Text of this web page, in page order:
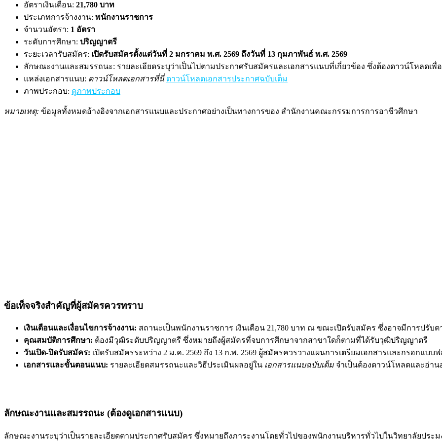
อัตราเงินเดือน: 21,780 บาท
ประเภทการจ้างงาน: พนักงานราชการ
จำนวนอัตรา: 1 อัตรา
ระดับการศึกษา: ปริญญาตรี
ระยะเวลารับสมัคร: เปิดรับสมัครตั้งแต่วันที่ 2 มกราคม พ.ศ. 2569 ถึงวันที่ 13 กุมภาพันธ์ พ.ศ. 2569
ลักษณะงานและสมรรถนะ: รายละเอียดระบุว่าเป็นไปตามประกาศรับสมัครและเอกสารแนบที่เกี่ยวข้อง ซึ่งต้องดาวน์โหลดเพื่
แหล่งเอกสารแนบ: ดาวน์โหลดเอกสารที่นี่ ดาวน์โหลดเอกสารประกาศฉบับเต็ม
ภาพประกอบ: ดูภาพประกอบ
หมายเหตุ: ข้อมูลทั้งหมดอ้างอิงจากเอกสารแนบและประกาศอย่างเป็นทางการของ สำนักงานคณะกรรมการการอาชีวศึกษา
ข้อเท็จจริงสำคัญที่ผู้สมัครควรทราบ
เงินเดือนและเงื่อนไขการจ้างงาน: สถานะเป็นพนักงานราชการ เงินเดือน 21,780 บาท ณ ขณะเปิดรับสมัคร ซึ่งอาจมีการปรั
คุณสมบัติการศึกษา: ต้องมีวุฒิระดับปริญญาตรี ซึ่งหมายถึงผู้สมัครที่จบการศึกษาจากสาขาใดก็ตามที่ได้รับวุฒิปริญญาตรี
วันเปิด-ปิดรับสมัคร: เปิดรับสมัครระหว่าง 2 ม.ค. 2569 ถึง 13 ก.พ. 2569 ผู้สมัครควรวางแผนการเตรียมเอกสารและกรอกแบ
เอกสารและขั้นตอนแนบ: รายละเอียดสมรรถนะและวิธีประเมินผลอยู่ใน เอกสารแนบฉบับเต็มจำเป็นต้องดาวน์โหลดและอ่าน
ลักษณะงานและสมรรถนะ (ต้องดูเอกสารแนบ)
ลักษณะงานระบุว่าเป็นรายละเอียดตามประกาศรับสมัคร ซึ่งหมายถึงภาระงานโดยทั่วไปของพนักงานบริหารทั่วไปในวิทยาลัยปร